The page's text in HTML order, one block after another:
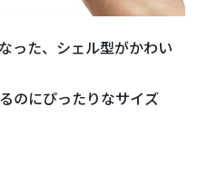
った、シェル型がかわい
のにぴったりなサイズ